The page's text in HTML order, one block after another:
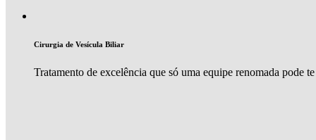
Cirurgia de Vesícula Biliar
Tratamento de excelência que só uma equipe renomada pode